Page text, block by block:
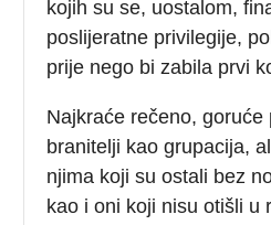
kojih su se, uostalom,
poslijeratne privilegije,
prije nego bi zabila prvi
Najkraće rečeno, goruće
branitelji kao grupacija,
njima koji su ostali bez
kao i oni koji nisu otišli u